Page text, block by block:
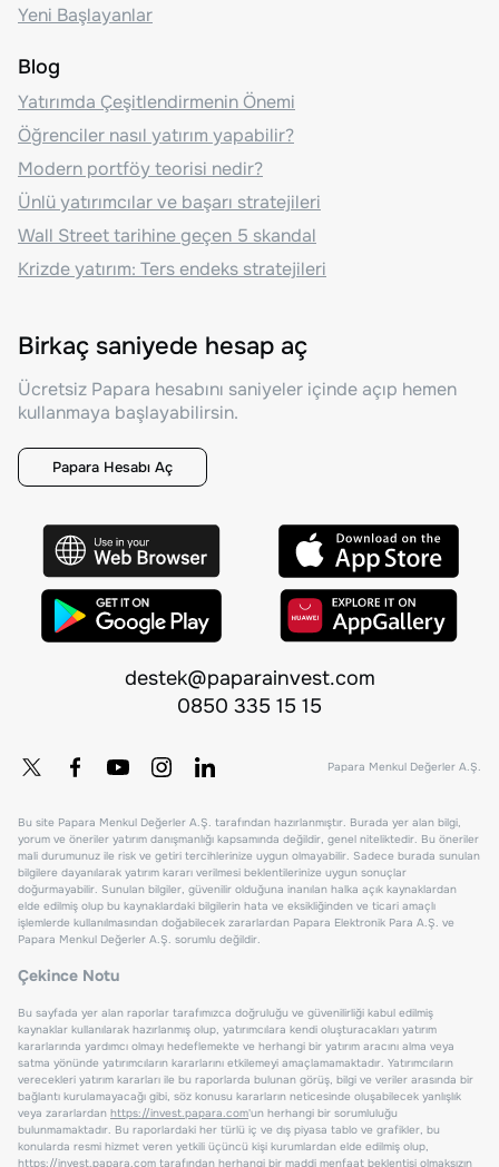
Yeni Başlayanlar
Blog
Yatırımda Çeşitlendirmenin Önemi
Öğrenciler nasıl yatırım yapabilir?
Modern portföy teorisi nedir?
Ünlü yatırımcılar ve başarı stratejileri
Wall Street tarihine geçen 5 skandal
Krizde yatırım: Ters endeks stratejileri
Birkaç saniyede hesap aç
Ücretsiz Papara hesabını saniyeler içinde açıp hemen
kullanmaya başlayabilirsin.
Papara Hesabı Aç
destek@paparainvest.com
0850 335 15 15
Papara Menkul Değerler A.Ş.
Bu site Papara Menkul Değerler A.Ş. tarafından hazırlanmıştır. Burada yer alan bilgi,
yorum ve öneriler yatırım danışmanlığı kapsamında değildir, genel niteliktedir. Bu öneriler
mali durumunuz ile risk ve getiri tercihlerinize uygun olmayabilir. Sadece burada sunulan
bilgilere dayanılarak yatırım kararı verilmesi beklentilerinize uygun sonuçlar
doğurmayabilir. Sunulan bilgiler, güvenilir olduğuna inanılan halka açık kaynaklardan
elde edilmiş olup bu kaynaklardaki bilgilerin hata ve eksikliğinden ve ticari amaçlı
işlemlerde kullanılmasından doğabilecek zararlardan Papara Elektronik Para A.Ş. ve
Papara Menkul Değerler A.Ş. sorumlu değildir.
Çekince Notu
Bu sayfada yer alan raporlar tarafımızca doğruluğu ve güvenilirliği kabul edilmiş
kaynaklar kullanılarak hazırlanmış olup, yatırımcılara kendi oluşturacakları yatırım
kararlarında yardımcı olmayı hedeflemekte ve herhangi bir yatırım aracını alma veya
satma yönünde yatırımcıların kararlarını etkilemeyi amaçlamamaktadır. Yatırımcıların
verecekleri yatırım kararları ile bu raporlarda bulunan görüş, bilgi ve veriler arasında bir
bağlantı kurulamayacağı gibi, söz konusu kararların neticesinde oluşabilecek yanlışlık
veya zararlardan https://invest.papara.com'un herhangi bir sorumluluğu
bulunmamaktadır. Bu raporlardaki her türlü iç ve dış piyasa tablo ve grafikler, bu
konularda resmi hizmet veren yetkili üçüncü kişi kurumlardan elde edilmiş olup,
https://invest.papara.com tarafından herhangi bir maddi menfaat beklentisi olmaksızın